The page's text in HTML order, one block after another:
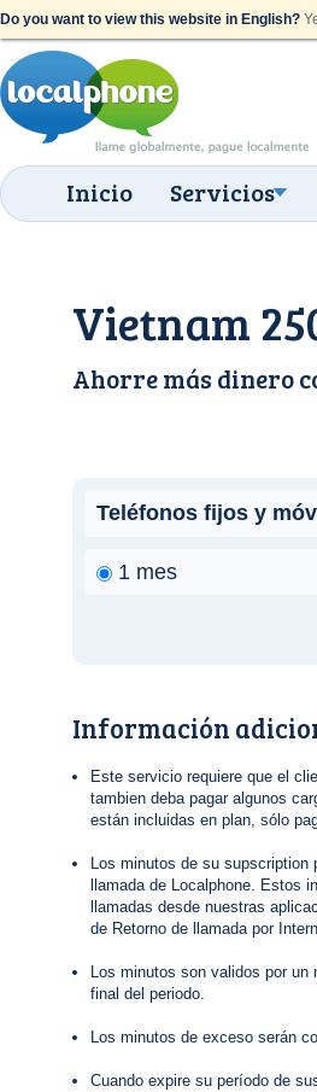
Do you want to view this website in English?
Inicio Servicios
Vietnam
Ahorre más dinero
Teléfonos fijos y
1 mes
Información
Este servicio requiere que el
tambien deba pagar algunos
están incluidas en plan, sólo
Los minutos de su supscription
llamada de Localphone. Estos
llamadas desde nuestras
de Retorno de llamada por
Los minutos son validos por
final del periodo.
Los minutos de exceso serán
Cuando expire su período de